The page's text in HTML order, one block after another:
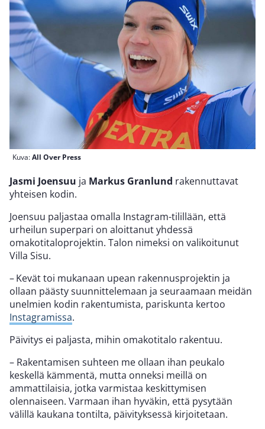
Kuva:All Over Press
Jasmi Joensuu ja Markus Granlund rakennuttavat
yhteisen kodin.
Joensuu paljastaa omalla Instagram-tilillään, että
urheilun superpari on aloittanut yhdessä
omakotitaloprojektin. Talon nimeksi on valikoitunut
Villa Sisu.
– Kevät toi mukanaan upean rakennusprojektin ja
ollaan päästy suunnittelemaan ja seuraamaan meidän
unelmien kodin rakentumista, pariskunta kertoo
Instagramissa.
Päivitys ei paljasta, mihin omakotitalo rakentuu.
– Rakentamisen suhteen me ollaan ihan peukalo
keskellä kämmentä, mutta onneksi meillä on
ammattilaisia, jotka varmistaa keskittymisen
olennaiseen. Varmaan ihan hyväkin, että pysytään
välillä kaukana tontilta, päivityksessä kirjoitetaan.